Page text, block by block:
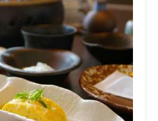
詳細
【別館和室】海側和室7.5
畳（トイレ付）
宿泊人数：1～4人
10,800円/人/泊 ～